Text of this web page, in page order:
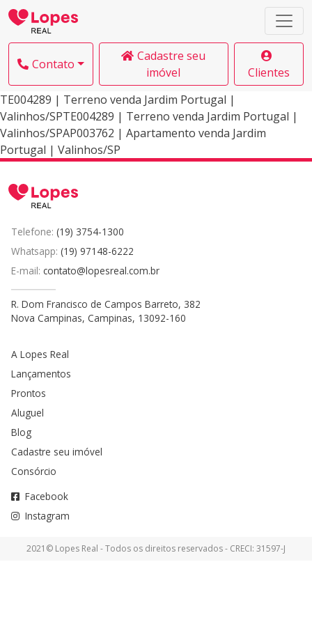
Contato
Cadastre seu
imóvel
Clientes
TE004289 | Terreno venda Jardim Portugal |
Valinhos/SPTE004289 | Terreno venda Jardim Portugal |
Valinhos/SPAP003762 | Apartamento venda Jardim
Portugal | Valinhos/SP
Telefone: (19) 3754-1300
Whatsapp: (19) 97148-6222
E-mail: contato@lopesreal.com.br
R. Dom Francisco de Campos Barreto, 382
Nova Campinas, Campinas, 13092-160
A Lopes Real
Lançamentos
Prontos
Aluguel
Blog
Cadastre seu imóvel
Consórcio
Facebook
Instagram
2021© Lopes Real - Todos os direitos reservados - CRECI: 31597-J